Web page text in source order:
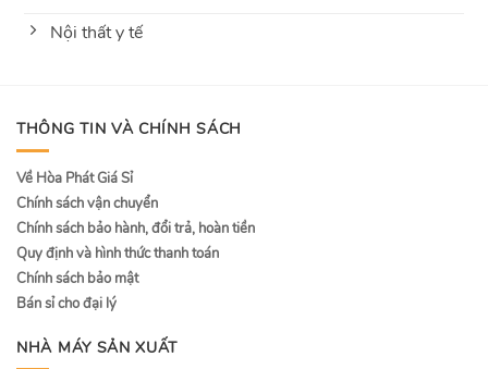
Nội thất y tế
THÔNG TIN VÀ CHÍNH SÁCH
Về Hòa Phát Giá Sỉ
Chính sách vận chuyển
Chính sách bảo hành, đổi trả, hoàn tiền
Quy định và hình thức thanh toán
Chính sách bảo mật
Bán sỉ cho đại lý
NHÀ MÁY SẢN XUẤT